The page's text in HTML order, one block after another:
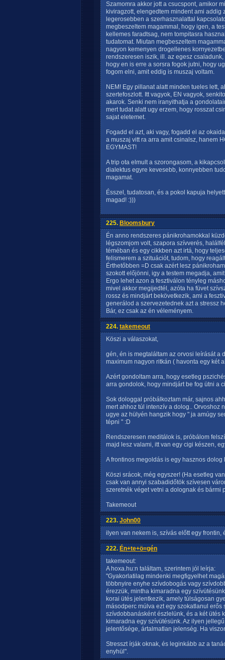
Szamomra akkor jott a csucspont, amikor
kiviragzott, elengedtem mindent ami addig
legerosebben a szerhasznalattal
megbeszeltem magammal, hogy igen, a
kellemes faradtsag, nem tompitasra
tudatomat. Miutan megbeszeltem
nagyon kemenyen drogellenes
rendszeresen iszik, ill. az egesz
hogy en is erre a sorsra fogok jutni, hogy
fogom elni, amit eddig is muszaj voltam.
NEM! Egy pillanat alatt minden tueles lett,
szertefoszlott. Itt vagyok, EN vagyok,
akarok. Senki nem iranyithatja a
mert tudat alatt ugy erzem, hogy rosszat
sajat eletemet.
Fogadd el azt, aki vagy, fogadd el az
a muszaj vitt ra arra amit csinalsz, hanem
EGYMAST!
A trip ota elmult a szorongasom, a
dialektus egyre kevesebb, konnyebben
magamat.
Ésszel, tudatosan, és a pokol kapuja
magad! :)))
225. Bloomsbury
Én anno rendszeres pánikrohamokkal
légszomjom volt, szapora szívverés,
téméban és egy cikkben azt irtá, hogy
felismerem a szituációt, tudom, hogy
Érthetőbben =D csak azért lesz
szokott előjönni, igy a testem megadja,
Ergo lehet azon a fesztiválon tényleg
mivel akkor megijedtél, azóta ha füvet
rossz és mindjárt bekövetkezik, ami a
generálod a szervezetednek azt a stressz
Bár, ez csak az én véleményem.
224. takemeout
Köszi a válaszokat,
gén, én is megtaláltam az orvosi leírását a
maximum nagyon ritkán ( havonta egy két
Azért gondoltam arra, hogy esetleg
arra gondolok, hogy mindjárt be fog ütni a
Sok dologgal próbálkoztam már, sajnos
mert ahhoz túl intenzív a dolog.. Orvoshoz
ugye az hülyén hangzik hogy " ja amúgy
tépni " :D
Rendszeresen meditálok is, próbálom
majd lesz valami, itt van egy cigi készen,
A frontinos megoldás is egy hasznos
Köszi srácok, még egyszer! (Ha esetleg
csak van annyi szabadidőtök szívesen
szeretnék véget vetni a dolognak és bármi
Takemeout
223. John00
ilyen van nekem is, szívás előtt egy frontin,
222. Én+te+ö=gén
takemeout:
A hoxa.hu:n találtam, szerintem jól leírja:
"Gyakorlatilag mindenki megfigyelhet
többnyire enyhe szívdobogás vagy
érezzük, mintha kimaradna egy
korai ütés jelentkezik, amely túlságosan
másodperc múlva ezt egy szokatlanul erős
szívdobbanásként észlelünk, és a két ütés
kimaradna egy szívütésünk. Az ilyen
jelentősége, ártalmatlan jelenség. Ha
Stresszt írják oknak, és leginkább az a
enyhül".